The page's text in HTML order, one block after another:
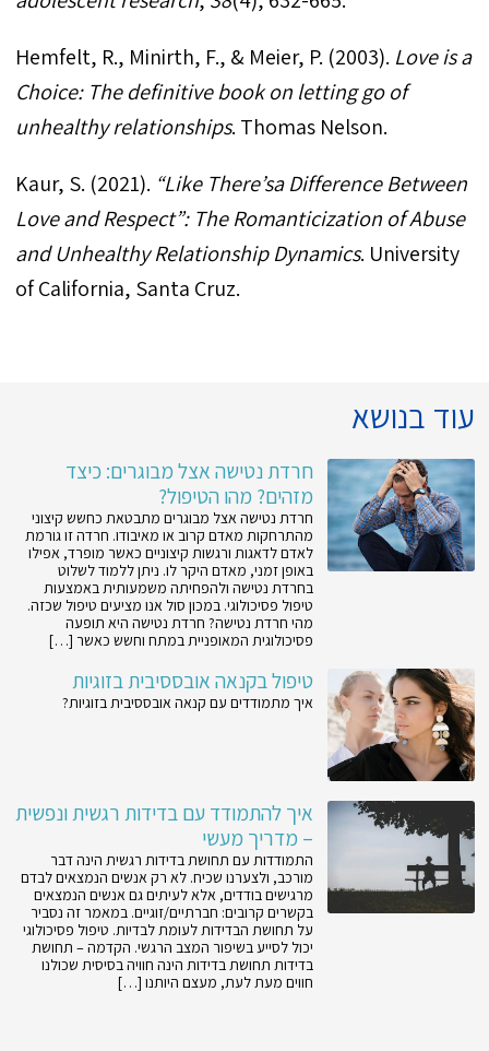
Hemfelt, R., Minirth, F., & Meier, P. (2003). Love is a
Choice: The definitive book on letting go of
unhealthy relationships. Thomas Nelson.
Kaur, S. (2021). “Like There’sa Difference Between
Love and Respect”: The Romanticization of Abuse
and Unhealthy Relationship Dynamics. University
of California, Santa Cruz.
עוד בנושא
חרדת נטישה אצל מבוגרים: כיצד
מזהים? מהו הטיפול?
חרדת נטישה אצל מבוגרים מתבטאת כחשש קיצוני
מהתרחקות מאדם קרוב או מאיבודו. חרדה זו גורמת
לאדם לדאגות ורגשות קיצוניים כאשר מופרד, אפילו
באופן זמני, מאדם היקר לו. ניתן ללמוד לשלוט
בחרדת נטישה ולהפחיתה משמעותית באמצעות
טיפול פסיכולוגי. במכון סול אנו מציעים טיפול שכזה.
מהי חרדת נטישה? חרדת נטישה היא תופעה
פסיכולוגית המאופניית במתח וחשש כאשר […]
טיפול בקנאה אובססיבית בזוגיות
איך מתמודדים עם קנאה אובססיבית בזוגיות?
איך להתמודד עם בדידות רגשית ונפשית
– מדריך מעשי
התמודדות עם תחושת בדידות רגשית הינה דבר
מורכב, ולצערנו שכיח. לא רק אנשים הנמצאים לבדם
מרגישים בודדים, אלא לעיתים גם אנשים הנמצאים
בקשרים קרובים: חברתיים/זוגיים. במאמר זה נסביר
על תחושת הבדידות לעומת לבדיות. טיפול פסיכולוגי
יכול לסייע בשיפור המצב הרגשי. הקדמה – תחושת
בדידות תחושת בדידות הינה חוויה בסיסית שכולנו
חווים מעת לעת, מעצם היותנו […]